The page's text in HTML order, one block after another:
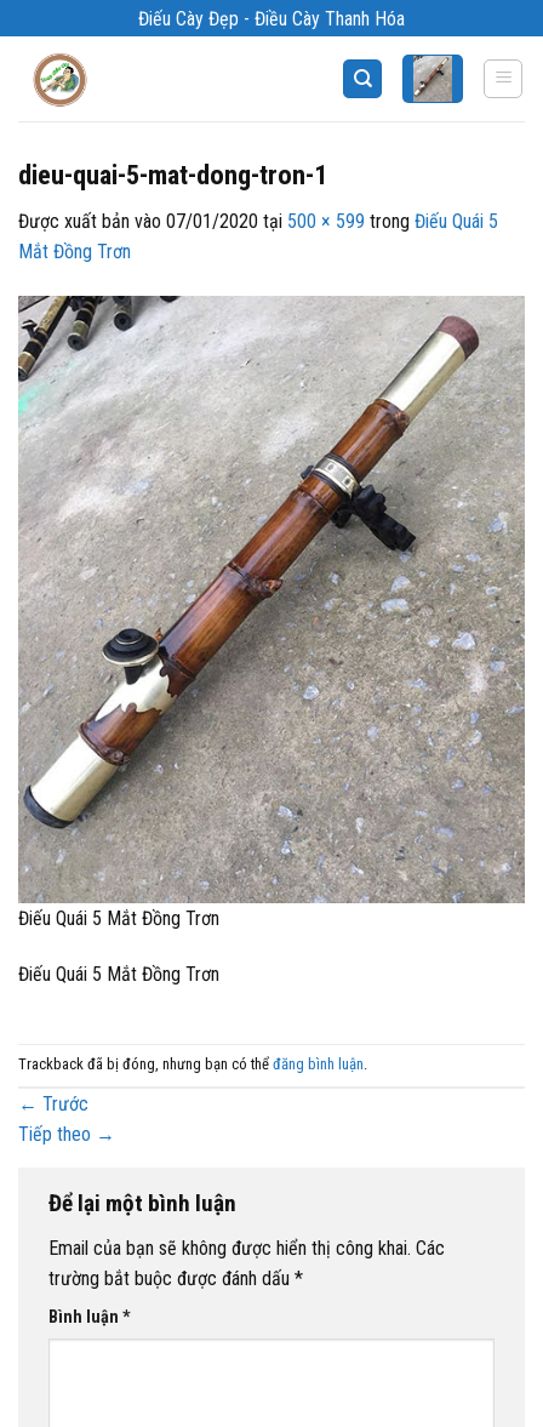
qua
Điếu Cày Đẹp - Điều Cày Thanh Hóa
dieu-quai-5-mat-dong-tron-1
Được xuất bản vào 07/01/2020 tại 500 × 599 trong Điếu Quái 5
Mắt Đồng Trơn
Điếu Quái 5 Mắt Đồng Trơn
Điếu Quái 5 Mắt Đồng Trơn
Trackback đã bị đóng, nhưng bạn có thể đăng bình luận
← Trước
Tiếp theo →
Để lại một bình luận
Email của bạn sẽ không được hiển thị công khai. Các
trường bắt buộc được đánh dấu *
Bình luận *